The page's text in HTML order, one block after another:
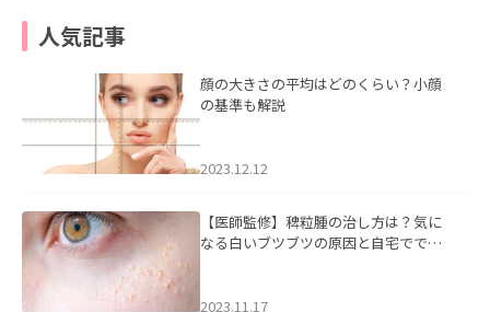
人気記事
顔の大きさの平均はどのくらい？小顔
の基準も解説
2023.12.12
【医師監修】稗粒腫の治し方は？気に
なる白いブツブツの原因と自宅ででき
2023.11.17